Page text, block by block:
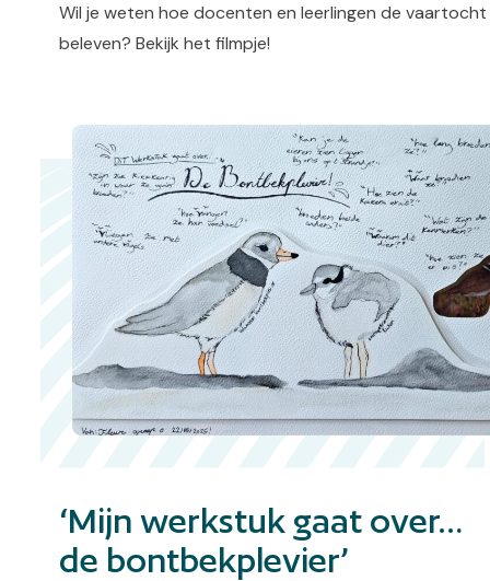
Wil je weten hoe docenten en leerlingen de vaartocht
beleven? Bekijk het filmpje!
‘Mijn werkstuk gaat over…
de bontbekplevier’